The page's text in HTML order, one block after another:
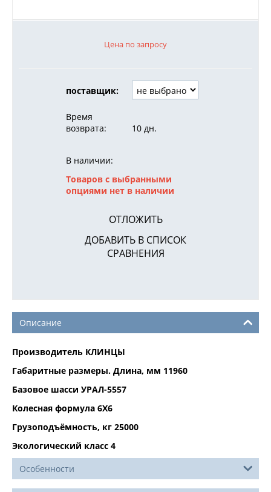
Цена по запросу
поставщик:
Время
возврата:
10 дн.
В наличии:
Товаров с выбранными
опциями нет в наличии
ОТЛОЖИТЬ
ДОБАВИТЬ В СПИСОК
СРАВНЕНИЯ
Описание
Производитель КЛИНЦЫ
Габаритные размеры. Длина, мм 11960
Базовое шасси УРАЛ-5557
Колесная формула 6Х6
Грузоподъёмность, кг 25000
Экологический класс 4
Особенности